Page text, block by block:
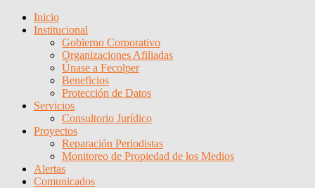
Inicio
Institucional
Gobierno Corporativo
Organizaciones Afiliadas
Únase a Fecolper
Beneficios
Protección de Datos
Servicios
Consultorio Jurídico
Proyectos
Reparación Periodistas
Monitoreo de Propiedad de los Medios
Alertas
Comunicados